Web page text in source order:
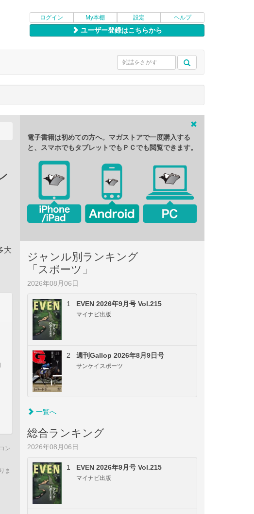
ログイン My本棚 設定 ヘルプ
ユーザー登録はこちらから
大
ン
ま
電子書籍は初めての方へ。マガストアで一度購入する
と、スマホでもタブレットでもＰＣでも閲覧できます。
ジャンル別ランキング
「スポーツ」
2026年08月06日
1 EVEN 2026年9月号 Vol.215
マイナビ出版
2 週刊Gallop 2026年8月9日号
サンケイスポーツ
一覧へ
総合ランキング
2026年08月06日
1 EVEN 2026年9月号 Vol.215
マイナビ出版